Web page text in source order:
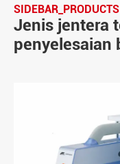
SIDEBAR_PRODUCTS
Jenis jentera
penyelesaian